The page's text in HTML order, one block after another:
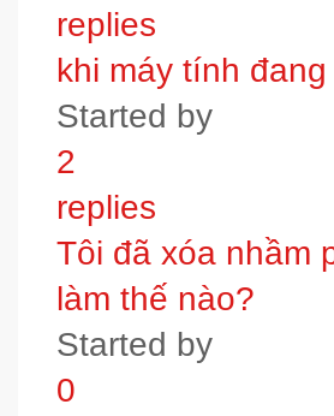
replies
khi máy tính
Started by
2
replies
Tôi đã xóa nhầm
làm thế nào?
Started by
0